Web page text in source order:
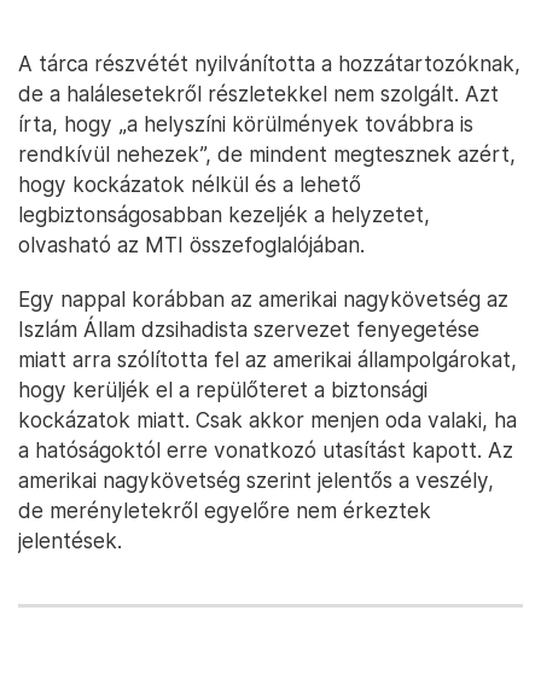
A tárca részvétét nyilvánította a hozzátartozóknak,
de a halálesetekről részletekkel nem szolgált. Azt
írta, hogy „a helyszíni körülmények továbbra is
rendkívül nehezek”, de mindent megtesznek azért,
hogy kockázatok nélkül és a lehető
legbiztonságosabban kezeljék a helyzetet,
olvasható az MTI összefoglalójában.
Egy nappal korábban az amerikai nagykövetség az
Iszlám Állam dzsihadista szervezet fenyegetése
miatt arra szólította fel az amerikai állampolgárokat,
hogy kerüljék el a repülőteret a biztonsági
kockázatok miatt. Csak akkor menjen oda valaki, ha
a hatóságoktól erre vonatkozó utasítást kapott. Az
amerikai nagykövetség szerint jelentős a veszély,
de merényletekről egyelőre nem érkeztek
jelentések.